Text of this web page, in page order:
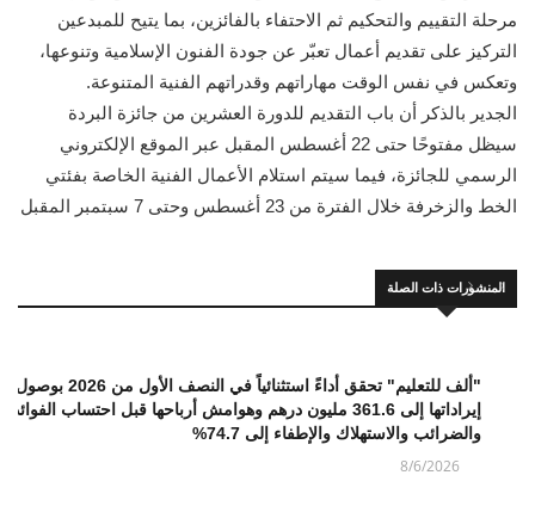
مرحلة التقييم والتحكيم ثم الاحتفاء بالفائزين، بما يتيح للمبدعين
التركيز على تقديم أعمال تعبّر عن جودة الفنون الإسلامية وتنوعها،
وتعكس في نفس الوقت مهاراتهم وقدراتهم الفنية المتنوعة.
الجدير بالذكر أن باب التقديم للدورة العشرين من جائزة البردة
سيظل مفتوحًا حتى 22 أغسطس المقبل عبر الموقع الإلكتروني
الرسمي للجائزة، فيما سيتم استلام الأعمال الفنية الخاصة بفئتي
الخط والزخرفة خلال الفترة من 23 أغسطس وحتى 7 سبتمبر المقبل
المنشورات ذات الصلة
"ألف للتعليم" تحقق أداءً استثنائياً في النصف الأول من 2026 بوصول
إيراداتها إلى 361.6 مليون درهم وهوامش أرباحها قبل احتساب الفوائد
والضرائب والاستهلاك والإطفاء إلى 74.7%
8/6/2026